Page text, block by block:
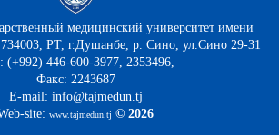
медицинский университет имени
РТ, г.Душанбе, р. Сино, ул.Сино 29-31
(+992) 446-600-3977, 2353496,
Факс: 2243687
E-mail: info@tajmedun.tj
site: www.tajmedun.tj © 2026